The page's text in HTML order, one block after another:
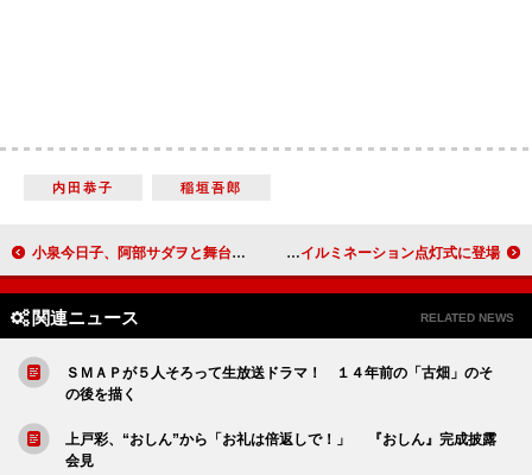
内田恭子 稲垣吾郎
小泉今日子、阿部サダヲと舞台共演で生歌披露 小泉、「ナイフか銃を持ちたかった」 板野友美、あっちゃんと尾上の近況は「聞いてない」 クリスマスイルミネーション点灯式に登場
関連ニュース RELATED NEWS
ＳＭＡＰが５人そろって生放送ドラマ！ １４年前の「古畑」のそ
の後を描く
上戸彩、“おしん”から「お礼は倍返しで！」 『おしん』完成披露
会見